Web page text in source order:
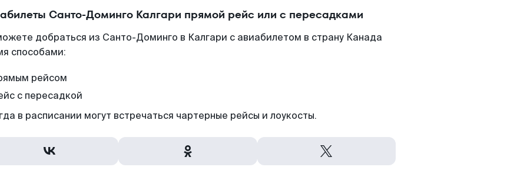
Санто-Доминго Калгари прямой рейс или с пересадками
добраться из Санто-Доминго в Калгари с авиабилетом в страну Канада
способами:
рейсом
с пересадкой
в расписании могут встречаться чартерные рейсы и лоукосты.